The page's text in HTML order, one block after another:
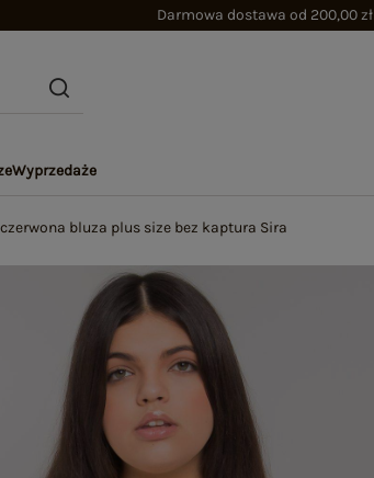
Darmowa dostawa od 200,00 zł
Wyprzedaże
bluza plus size bez kaptura Sira